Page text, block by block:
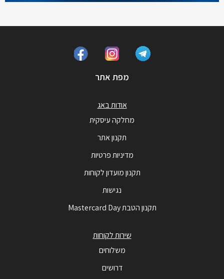
מפת אתר
אודות באג
מחלקה עיסקית
תקנון אתר
מדיניות פרטיות
תקנון מועדון לקוחות
נגישות
תקנון הטבת Mastercard Day
שירות לקוחות
משלוחים
דרושים